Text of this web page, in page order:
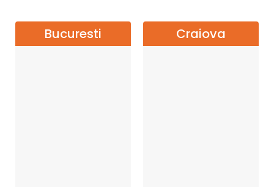
Bucuresti Craiova